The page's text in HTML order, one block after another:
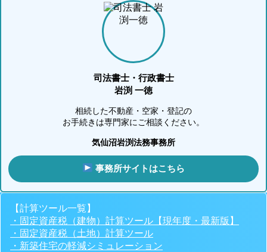
司法書士・行政書士
岩渕 一徳
相続した不動産・空家・登記の
お手続きは専門家にご相談ください。
気仙沼岩渕法務事務所
事務所サイトはこちら
【計算ツール一覧】
・固定資産税（建物）計算ツール【現年度・最新版】
・固定資産税（土地）計算ツール
・新築住宅の軽減シミュレーション